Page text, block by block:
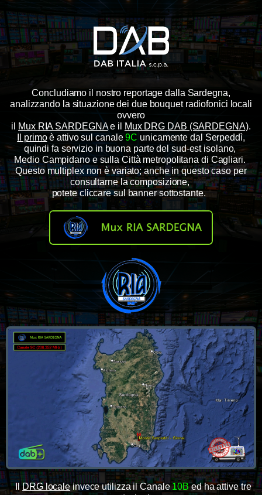
Concludiamo il nostro reportage dalla Sardegna,
analizzando la situazione dei due bouquet radiofonici locali
ovvero
il
Mux RIA SARDEGNAe il Mux DRG DAB (SARDEGNA).
Il primoè attivo sul canale9C unicamente dal Serpeddì,
quindi fa servizio in buona parte del sud-est isolano,
Medio Campidano e sulla Città metropolitana di Cagliari.
Questo multiplex non è variato; anche in questo caso per
consultarne la composizione,
potete cliccare sul banner sottostante.
IlDRG localeinvece utilizza il Canale10Bed ha attive tre